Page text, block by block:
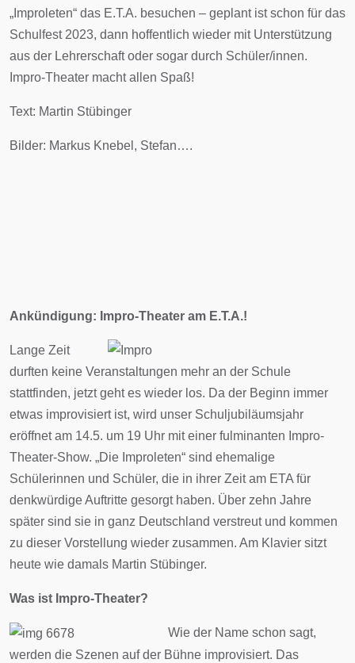
„Improleten“ das E.T.A. besuchen – geplant ist schon für das
Schulfest 2023, dann hoffentlich wieder mit Unterstützung
aus der Lehrerschaft oder sogar durch Schüler/innen.
Impro-Theater macht allen Spaß!
Text: Martin Stübinger
Bilder: Markus Knebel, Stefan….
Ankündigung: Impro-Theater am E.T.A.!
Lange Zeit
durften keine Veranstaltungen mehr an der Schule
stattfinden, jetzt geht es wieder los. Da der Beginn immer
etwas improvisiert ist, wird unser Schuljubiläumsjahr
eröffnet am 14.5. um 19 Uhr mit einer fulminanten Impro-
Theater-Show. „Die Improleten“ sind ehemalige
Schülerinnen und Schüler, die in ihrer Zeit am ETA für
denkwürdige Auftritte gesorgt haben. Über zehn Jahre
später sind sie in ganz Deutschland verstreut und kommen
zu dieser Vorstellung wieder zusammen. Am Klavier sitzt
heute wie damals Martin Stübinger.
Was ist Impro-Theater?
Wie der Name schon sagt,
werden die Szenen auf der Bühne improvisiert. Das